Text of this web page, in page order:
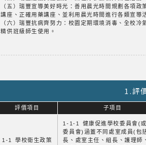
（五）瑞豐宣導美好時光：善用晨光時間規劃各項
講座、正確用藥講座、並利用晨光時間進行各類宣
（六）瑞豐抗病齊努力：校園定期環境消毒、全校
精供班級師生使用。
1.評
評價項目 子項目
1-1 學校衛生政策
1-1-1 健康促進學校委員會(
委員會)涵蓋不同處室成員(包
長、處室主任、組長、護理師